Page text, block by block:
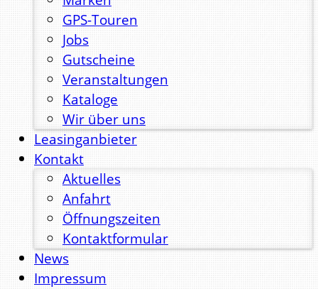
GPS-Touren
Jobs
Gutscheine
Veranstaltungen
Kataloge
Wir über uns
Leasinganbieter
Kontakt
Aktuelles
Anfahrt
Öffnungszeiten
Kontaktformular
News
Impressum